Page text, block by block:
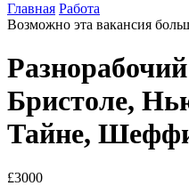
Главная Работа
Возможно эта вакансия
Бристоле,
Тайне,
£3000